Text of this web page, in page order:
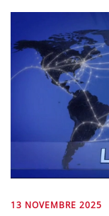
13 NOVEMBRE 2025